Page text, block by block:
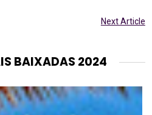
Next Article
BAIXADAS 2024